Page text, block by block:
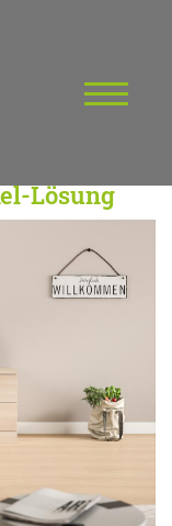
Lösung